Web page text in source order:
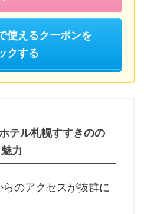
使えるクーポンを
クする
テル札幌すすきのの
魅力
らのアクセスが抜群に